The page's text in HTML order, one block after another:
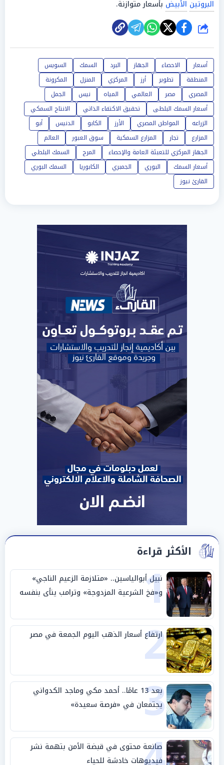
البروتين الأبيض بأسعار متوازنة.
شارك
أسعار الاحصاء الجهاز البرد السمك
السويس
المنطقة
تطوير أرز المركزي المنزل
المكرونة
المصري
مصر العالمي المياه نيس
الجمل
أسعار السمك البلطى
تحقيق الاكتفاء الذاتي
الانتاج السمكي
الزراعه
المواطن المصري الأرز الكابو الدنيس
أبو
المزارع
تجار المزارع السمكية سوق العبور
العالم
الجهاز المركزي للتعبئة العامة والإحصاء
المرج
السمك البلطي
أسعار السمك
البوري الجمبري الكابوريا
السمك البوري
القارئ نيوز
الأكثر قراءة
1
نبيل أبوالياسين.. «متلازمة الزعيم الناجي»
و«فخ الشرعية المزدوجة» وترامب ينأى بنفسه
وحليفه في «ميتم استراتيجي»
2
ارتفاع أسعار الذهب اليوم الجمعة في مصر
3 بعد 13 عامًا.. أحمد مكي وماجد الكدواني
يجتمعان في «فرصة سعيدة»
صانعة محتوى في قبضة الأمن بتهمة نشر
فيديوهات خادشة للحياء